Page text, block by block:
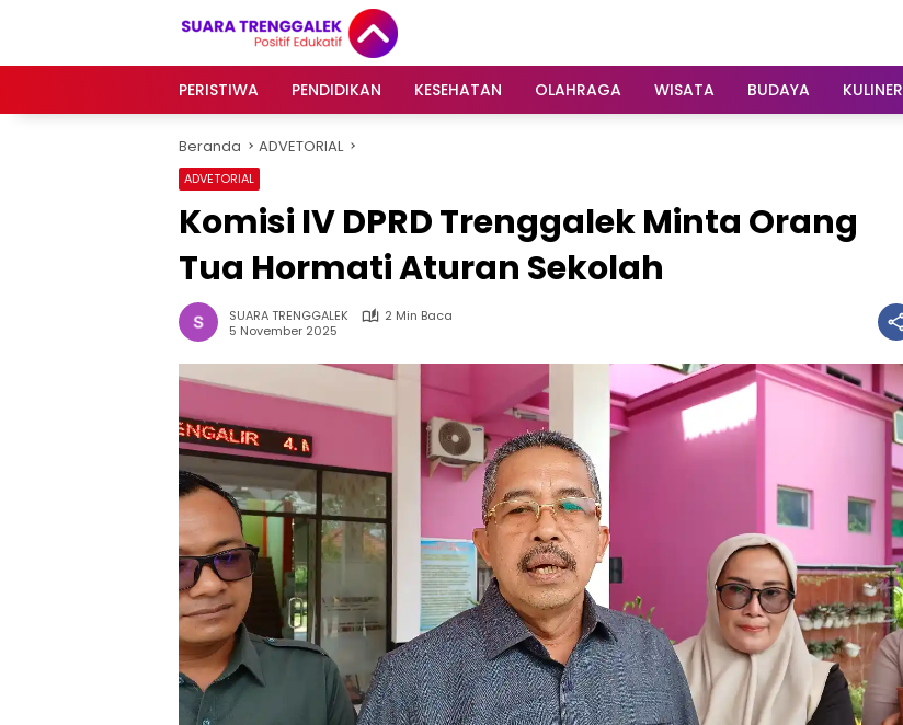
PERISTIWA
PENDIDIKAN KESEHATAN OLAHRAGA WISATA BUDAYA KULINER
Beranda ADVETORIAL
ADVETORIAL
Komisi IV DPRD Trenggalek Minta Orang
Tua Hormati Aturan Sekolah
SUARA TRENGGALEK
2 Min Baca
5 November 2025